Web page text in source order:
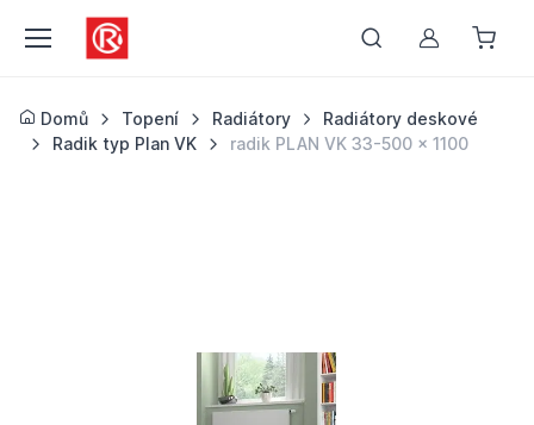
Můj účet
Domů Topení Radiátory
Radiátory deskové
Radik typ Plan VK
radik PLAN VK 33-500 x 1100